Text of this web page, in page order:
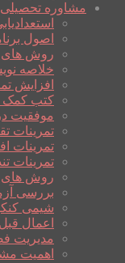
مشاوره تحصیلی
اصول
روش های
خلاصه
افزایش
کتب
موفقیت
تمرینات
تمرینات
تمرینات
روش
بررسی
شیمی
اعمال
مدیریت
اهمیت